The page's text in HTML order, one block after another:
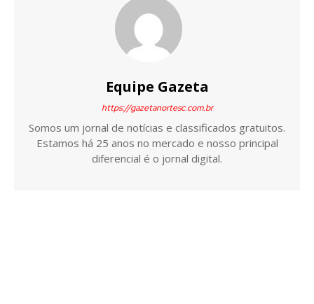
Equipe Gazeta
https://gazetanortesc.com.br
Somos um jornal de notícias e classificados gratuitos.
Estamos há 25 anos no mercado e nosso principal
diferencial é o jornal digital.